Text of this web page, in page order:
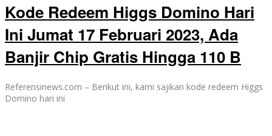
Kode Redeem Higgs Domino Hari
Ini Jumat 17 Februari 2023, Ada
Banjir Chip Gratis Hingga 110 B
Referensinews.com – Berikut ini, kami sajikan kode redeem Higgs
Domino hari ini